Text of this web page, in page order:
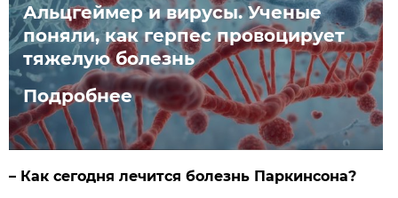
Альцгеймер и вирусы. Ученые
поняли, как герпес провоцирует
тяжелую болезнь
Подробнее
– Как сегодня лечится болезнь Паркинсона?